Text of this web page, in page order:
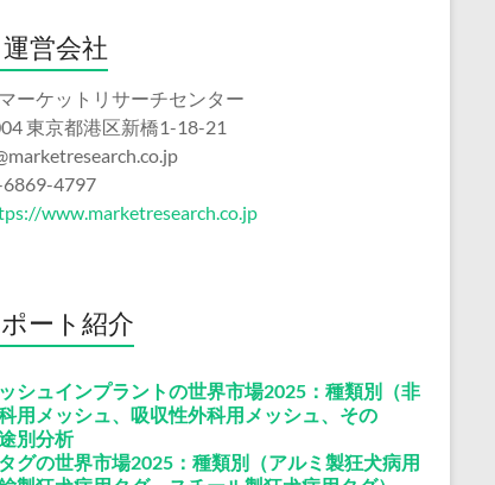
営会社
ーケットリサーチセンター
東京都港区新橋1-18-21
6869-4797
www.marketresearch.co.jp
ート紹介
シュインプラントの世界市場2025：種類別（非
用メッシュ、吸収性外科用メッシュ、その
別分析
グの世界市場2025：種類別（アルミ製狂犬病用